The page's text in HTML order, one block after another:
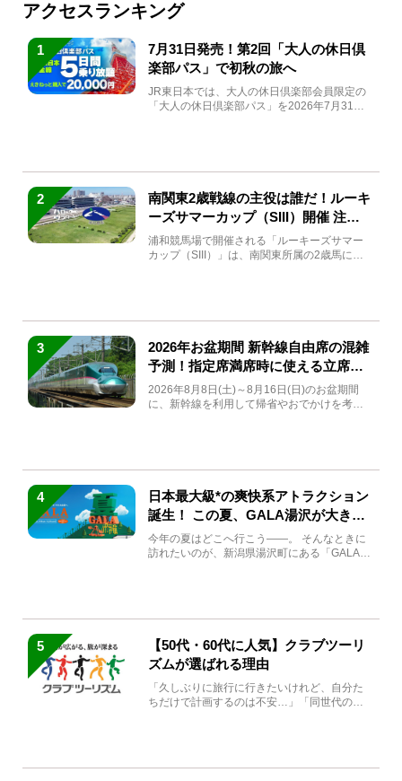
アクセスランキング
1
7月31日発売！第2回「大人の休日倶
楽部パス」で初秋の旅へ
JR東日本では、大人の休日倶楽部会員限定の
「大人の休日倶楽部パス」を2026年7月31日
2
南関東2歳戦線の主役は誰だ！ルーキ
ーズサマーカップ（SIII）開催 注目
馬と見どころをチェック
浦和競馬場で開催される「ルーキーズサマー
カップ（SIII）」は、南関東所属の2歳馬によ
3
2026年お盆期間 新幹線自由席の混雑
予測！指定席満席時に使える立席特
急券も解説
2026年8月8日(土)～8月16日(日)のお盆期間
に、新幹線を利用して帰省やおでかけを考え
4
日本最大級*の爽快系アトラクション
誕生！ この夏、GALA湯沢が大きく
生まれ変わる
今年の夏はどこへ行こう――。 そんなときに
訪れたいのが、新潟県湯沢町にある「GALA湯
5
【50代・60代に人気】クラブツーリ
ズムが選ばれる理由
「久しぶりに旅行に行きたいけれど、自分た
ちだけで計画するのは不安…」「同世代の方